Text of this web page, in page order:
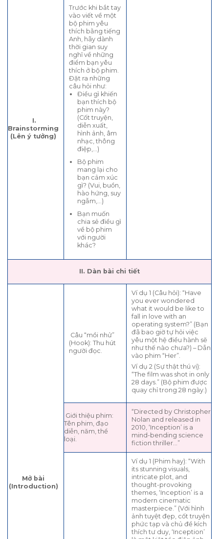
I.
Brainstorming
(Lên ý tưởng)
Trước khi bắt tay
vào viết về một
bộ phim yêu
thích bằng tiếng
Anh, hãy dành
thời gian suy
nghĩ về những
điểm bạn yêu
thích ở bộ phim.
Đặt ra những
câu hỏi như:
Điều gì khiến
bạn thích bộ
phim này?
(Cốt truyện,
diễn xuất,
hình ảnh, âm
nhạc, thông
điệp,…)
Bộ phim
mang lại cho
bạn cảm xúc
gì? (Vui, buồn,
hào hứng, suy
ngẫm,…)
Bạn muốn
chia sẻ điều gì
về bộ phim
với người
khác?
II. Dàn bài chi tiết
Mở bài
(Introduction)
Câu “mồi nhử”
(Hook): Thu hút
người đọc.
Ví dụ 1 (Câu hỏi): “Have
you ever wondered
what it would be like to
fall in love with an
operating system?” (Bạn
đã bao giờ tự hỏi việc
yêu một hệ điều hành sẽ
như thế nào chưa?) – Dẫn
vào phim “Her”.
Ví dụ 2 (Sự thật thú vị):
“The film was shot in only
28 days.” (Bộ phim được
quay chỉ trong 28 ngày.)
Giới thiệu phim:
Tên phim, đạo
diễn, năm, thể
loại.
“Directed by Christopher
Nolan and released in
2010, ‘Inception’ is a
mind-bending science
fiction thriller…”
Ví dụ 1 (Phim hay): “With
its stunning visuals,
intricate plot, and
thought-provoking
themes, ‘Inception’ is a
modern cinematic
masterpiece.” (Với hình
ảnh tuyệt đẹp, cốt truyện
phức tạp và chủ đề kích
thích tư duy, ‘Inception’